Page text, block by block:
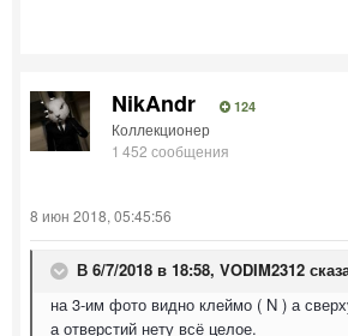
NikAndr 124
Коллекционер
1 452 сообщения
8 июн 2018, 05:45:56
В 6/7/2018 в 18:58, VODIM2312
на 3-им фото видно клеймо ( N ) а
а отверстий нету всё целое.